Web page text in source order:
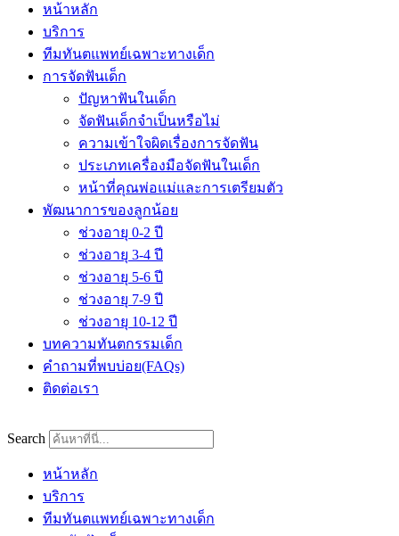
หน้าหลัก
บริการ
ทีมทันตแพทย์เฉพาะทางเด็ก
การจัดฟันเด็ก
ปัญหาฟันในเด็ก
จัดฟันเด็กจำเป็นหรือไม่
ความเข้าใจผิดเรื่องการจัดฟัน
ประเภทเครื่องมือจัดฟันในเด็ก
หน้าที่คุณพ่อแม่และการเตรียมตัว
พัฒนาการของลูกน้อย
ช่วงอายุ 0-2 ปี
ช่วงอายุ 3-4 ปี
ช่วงอายุ 5-6 ปี
ช่วงอายุ 7-9 ปี
ช่วงอายุ 10-12 ปี
บทความทันตกรรมเด็ก
คำถามที่พบบ่อย(FAQs)
ติดต่อเรา
Search
หน้าหลัก
บริการ
ทีมทันตแพทย์เฉพาะทางเด็ก